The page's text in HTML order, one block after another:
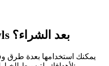
ماذا يمكنك فعله بـ Rayls بعد الشراء؟